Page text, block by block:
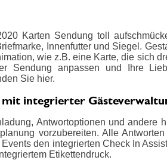
Karten Sendung toll
Innenfutter und Siegel.
wie z.B. eine Karte, die sich
Sendung anpassen und Ihre
Sie hier.
integrierter
Antwortoptionen und andere
vorzubereiten. Alle
den integrierten Check In
Etikettendruck.